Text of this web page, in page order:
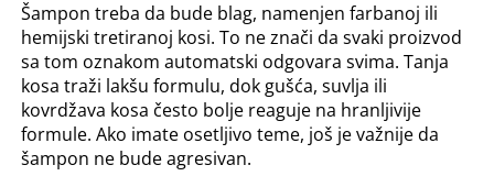
Šampon treba da bude blag, namenjen farbanoj ili
hemijski tretiranoj kosi. To ne znači da svaki proizvod
sa tom oznakom automatski odgovara svima. Tanja
kosa traži lakšu formulu, dok gušća, suvlja ili
kovrdžava kosa često bolje reaguje na hranljivije
formule. Ako imate osetljivo teme, još je važnije da
šampon ne bude agresivan.